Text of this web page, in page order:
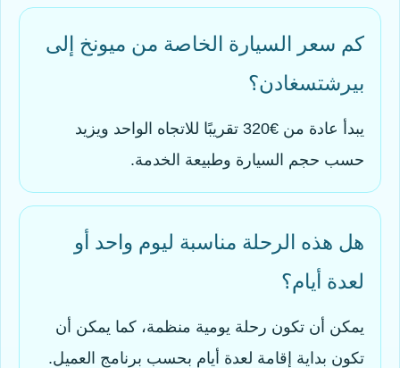
كم سعر السيارة الخاصة من ميونخ إلى
بيرشتسغادن؟
يبدأ عادة من €320 تقريبًا للاتجاه الواحد ويزيد
حسب حجم السيارة وطبيعة الخدمة.
هل هذه الرحلة مناسبة ليوم واحد أو
لعدة أيام؟
يمكن أن تكون رحلة يومية منظمة، كما يمكن أن
تكون بداية إقامة لعدة أيام بحسب برنامج العميل.